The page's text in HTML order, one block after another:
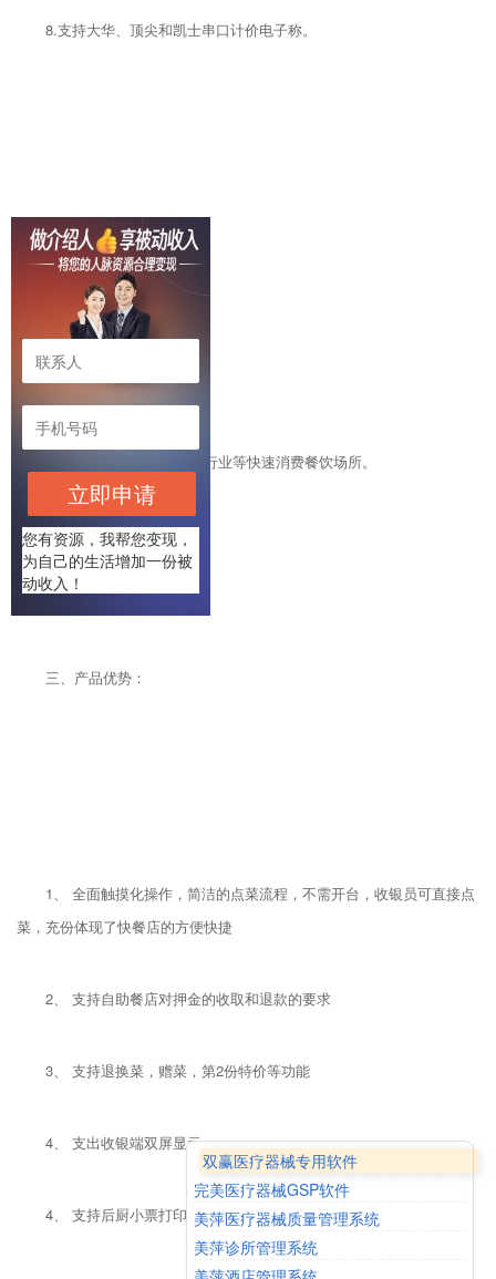
8.支持大华、顶尖和凯士串口计价电子称。
二、适用对象：
广泛适用于中西式自助餐行业等快速消费餐饮场所。
三、产品优势：
1、 全面触摸化操作，简洁的点菜流程，不需开台，收银员可直接点
菜，充份体现了快餐店的方便快捷
2、 支持自助餐店对押金的收取和退款的要求
3、 支持退换菜，赠菜，第2份特价等功能
4、 支出收银端双屏显示
4、 支持后厨小票打印，前台账单打印
立即申请
您有资源，我帮您变现，
为自己的生活增加一份被
动收入！
双赢医疗器械专用软件
完美医疗器械GSP软件
美萍医疗器械质量管理系统
美萍诊所管理系统